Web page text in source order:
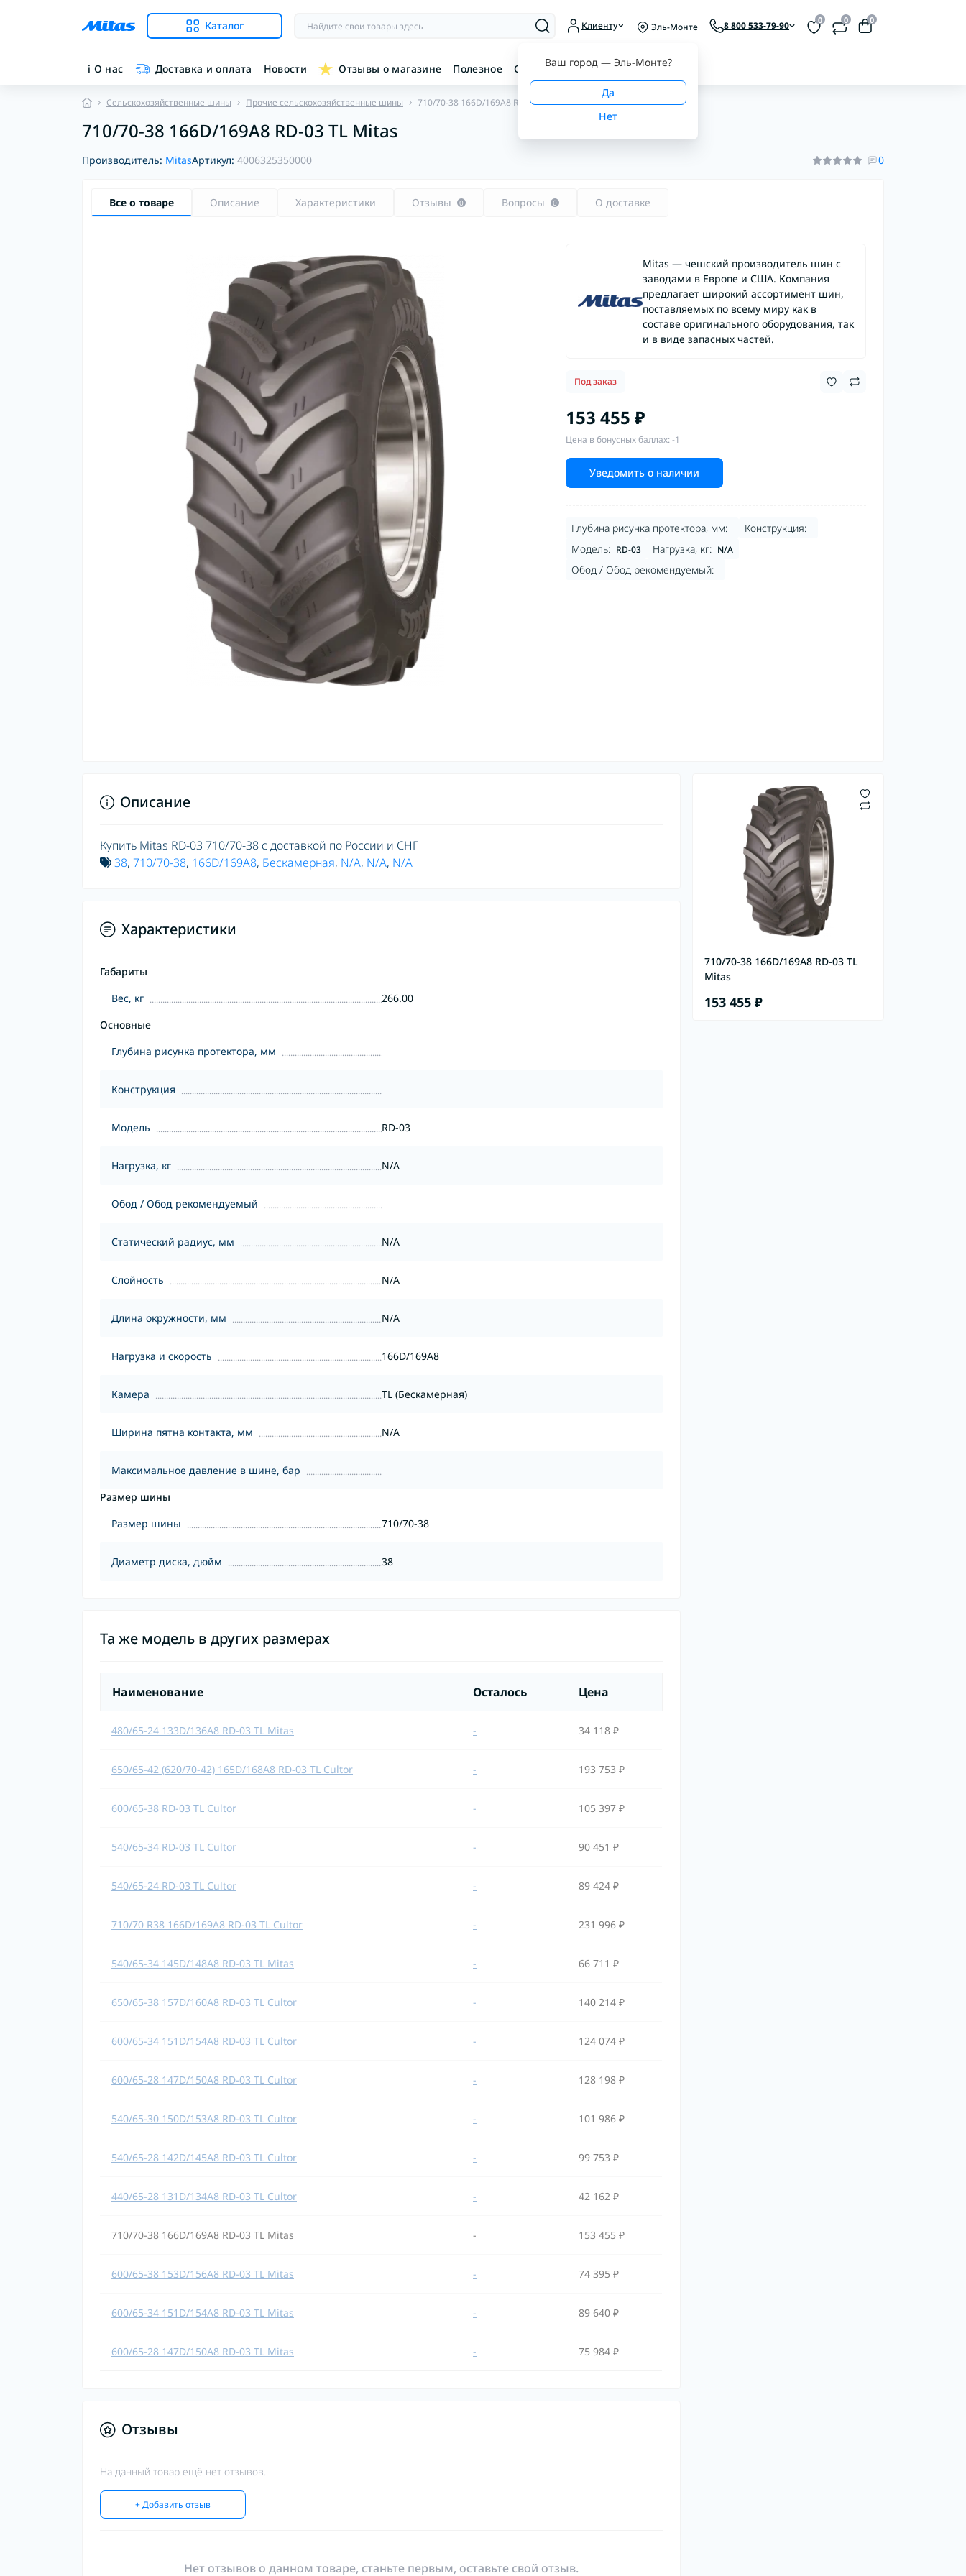
Каталог Клиенту Эль-Монте
Ваш город — Эль-Монте?
8 800 533-79-90 0 0 0
ℹ︎ О нас Доставка и оплата Новости Отзывы о магазине Полезное Связаться с нами
Сельскохозяйственные шины Прочие сельскохозяйственные шины 710/70-38 166D/169A8 RD-03 TL Mitas
710/70-38 166D/169A8 RD-03 TL Mitas
Производитель: MitasАртикул: 4006325350000 0
Все о товаре Описание Характеристики Отзывы 0 Вопросы 0 О доставке
Mitas — чешский производитель шин с
заводами в Европе и США. Компания
предлагает широкий ассортимент шин,
поставляемых по всему миру как в
составе оригинального оборудования, так
и в виде запасных частей.
Под заказ
153 455 ₽
Цена в бонусных баллах: -1
Уведомить о наличии
Глубина рисунка протектора, мм:
Конструкция:
Модель: RD-03 Нагрузка, кг: N/A
Обод / Обод рекомендуемый:
710/70-38 166D/169A8 RD-03 TL
Mitas
153 455 ₽
Описание
Купить Mitas RD-03 710/70-38 с доставкой по России и СНГ
38, 710/70-38, 166D/169A8, Бескамерная, N/A, N/A, N/A
Характеристики
Габариты
Вес, кг
266.00
Основные
Глубина рисунка протектора, мм
Конструкция
Модель RD-03
Нагрузка, кг N/A
Обод / Обод рекомендуемый
Статический радиус, мм N/A
Слойность N/A
Длина окружности, мм N/A
Нагрузка и скорость 166D/169A8
Камера TL (Бескамерная)
Ширина пятна контакта, мм N/A
Максимальное давление в шине, бар
Размер шины
Размер шины
710/70-38
Диаметр диска, дюйм 38
Та же модель в других размерах
Наименование Осталось Цена
480/65-24 133D/136A8 RD-03 TL Mitas - 34 118 ₽
650/65-42 (620/70-42) 165D/168A8 RD-03 TL Cultor - 193 753 ₽
600/65-38 RD-03 TL Cultor - 105 397 ₽
540/65-34 RD-03 TL Cultor - 90 451 ₽
540/65-24 RD-03 TL Cultor - 89 424 ₽
710/70 R38 166D/169A8 RD-03 TL Cultor - 231 996 ₽
540/65-34 145D/148A8 RD-03 TL Mitas - 66 711 ₽
650/65-38 157D/160A8 RD-03 TL Cultor - 140 214 ₽
600/65-34 151D/154A8 RD-03 TL Cultor - 124 074 ₽
600/65-28 147D/150A8 RD-03 TL Cultor - 128 198 ₽
540/65-30 150D/153A8 RD-03 TL Cultor - 101 986 ₽
540/65-28 142D/145A8 RD-03 TL Cultor - 99 753 ₽
440/65-28 131D/134A8 RD-03 TL Cultor - 42 162 ₽
710/70-38 166D/169A8 RD-03 TL Mitas - 153 455 ₽
600/65-38 153D/156A8 RD-03 TL Mitas - 74 395 ₽
600/65-34 151D/154A8 RD-03 TL Mitas - 89 640 ₽
600/65-28 147D/150A8 RD-03 TL Mitas - 75 984 ₽
Отзывы
На данный товар ещё нет отзывов.
+ Добавить отзыв
Нет отзывов о данном товаре, станьте первым, оставьте свой отзыв.